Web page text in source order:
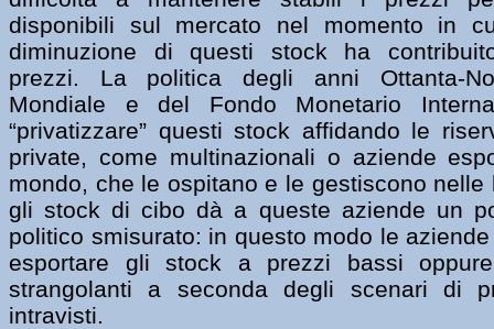
disponibili sul mercato nel momento in
diminuzione di questi stock ha
prezzi. La politica degli anni Ottanta-
Mondiale e del Fondo Monetario
“privatizzare” questi stock affidando le
private, come multinazionali o aziende
mondo, che le ospitano e le gestiscono nelle
gli stock di cibo dà a queste aziende un
politico smisurato: in questo modo le
esportare gli stock a prezzi bassi
strangolanti a seconda degli scenari di
intravisti.